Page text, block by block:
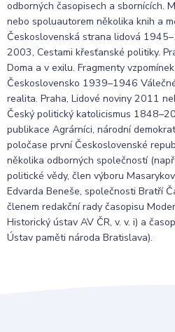
odborných časopisech a sbornících.
nebo spoluautorem několika knih a
Československá strana lidová
2003, Cestami křesťanské politiky.
Doma a v exilu. Fragmenty
Československo 1939–1946
realita. Praha, Lidové noviny 2011
Český politický katolicismus
publikace Agrárníci, národní
poločase první Československé
několika odborných společností
politické vědy, člen výboru
Edvarda Beneše, společnosti Bratří
členem redakční rady časopisu
Historický ústav AV ČR, v. v. i) a
Ústav paměti národa Bratislava).